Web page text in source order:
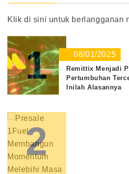
Klik di sini untuk berlangganan
1 08/01/2025
Remittix Menjadi
Pertumbuhan
Inilah Alasannya
2